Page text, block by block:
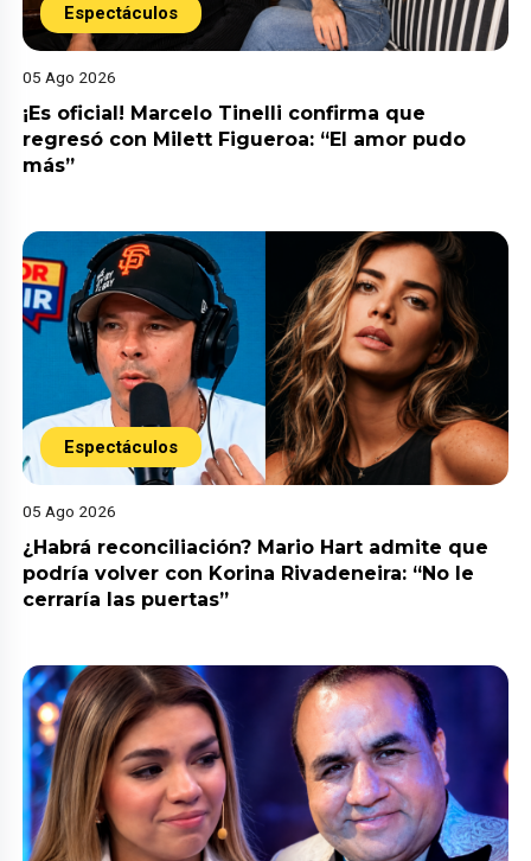
Espectáculos
05 Ago 2026
¡Es oficial! Marcelo Tinelli confirma que
regresó con Milett Figueroa: “El amor pudo
más”
Espectáculos
05 Ago 2026
¿Habrá reconciliación? Mario Hart admite que
podría volver con Korina Rivadeneira: “No le
cerraría las puertas”